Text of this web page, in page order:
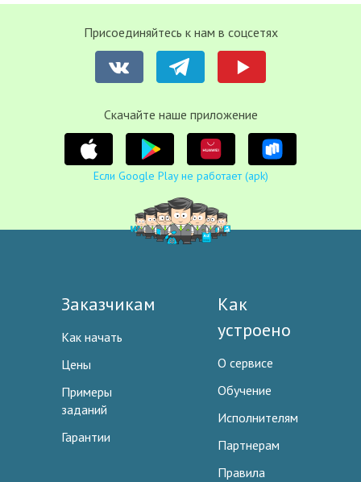
Присоединяйтесь к нам в соцсетях
Cкачайте наше приложение
Если Google Play не работает (apk)
Заказчикам
Как начать
Цены
Примеры
заданий
Гарантии
Как
устроено
О сервисе
Обучение
Исполнителям
Партнерам
Правила